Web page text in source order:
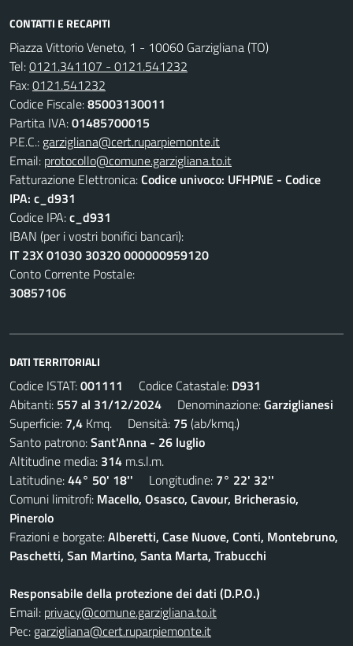
CONTATTI E RECAPITI
Piazza Vittorio Veneto, 1 - 10060 Garzigliana (TO)
Tel:0121.341107 - 0121.541232
Fax:0121.541232
Codice Fiscale:85003130011
Partita IVA:01485700015
P.E.C.: garzigliana@cert.ruparpiemonte.it
Email: protocollo@comune.garzigliana.to.it
Fatturazione Elettronica:Codice univoco: UFHPNE - Codice
IPA: c_d931
Codice IPA:c_d931
IBAN (per i vostri bonifici bancari):
IT 23X 01030 30320 000000959120
Conto Corrente Postale:
30857106
DATI TERRITORIALI
Codice ISTAT:001111 Codice Catastale: D931
Abitanti: 557 al 31/12/2024 Denominazione:Garziglianesi
Superficie: 7,4 Kmq. Densità: 75 (ab/kmq.)
Santo patrono:Sant'Anna - 26 luglio
Altitudine media: 314 m.s.l.m.
Latitudine:44° 50' 18'' Longitudine: 7° 22' 32''
Comuni limitrofi: Macello, Osasco, Cavour, Bricherasio,
Pinerolo
Frazioni e borgate:Alberetti, Case Nuove, Conti, Montebruno,
Paschetti, San Martino, Santa Marta, Trabucchi
Responsabile della protezione dei dati (D.P.O.)
Email: privacy@comune.garzigliana.to.it
Pec: garzigliana@cert.ruparpiemonte.it